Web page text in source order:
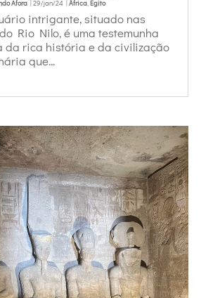
Afora| 29/jan/24| África, Egito
intrigante, situado nas
Rio Nilo, é uma testemunha
da rica história e da civilização
que...